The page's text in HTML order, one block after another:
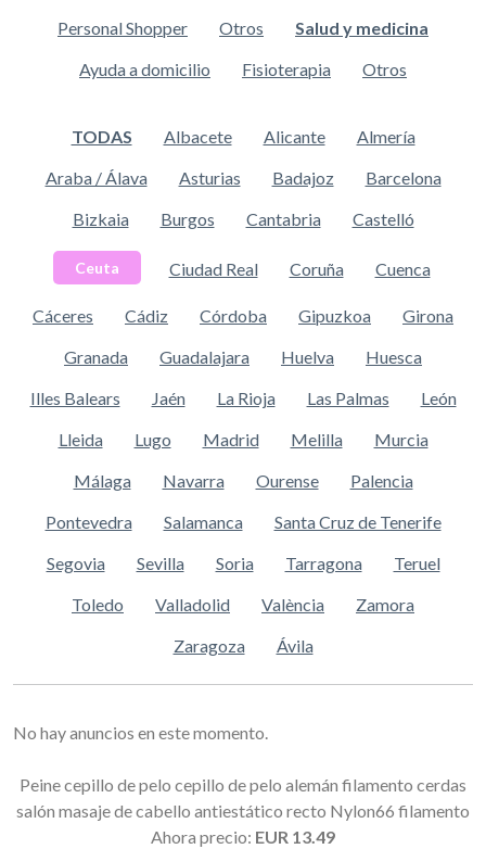
Personal Shopper
Otros
Salud y medicina
Ayuda a domicilio
Fisioterapia Otros
TODAS Albacete Alicante
Almería
Araba / Álava
Asturias Badajoz
Barcelona
Bizkaia
Burgos Cantabria Castelló
Ceuta Ciudad Real Coruña Cuenca
Cáceres Cádiz Córdoba Gipuzkoa
Girona
Granada
Guadalajara Huelva
Huesca
Illes Balears
Jaén La Rioja Las Palmas
León
Lleida
Lugo Madrid Melilla
Murcia
Málaga
Navarra Ourense
Palencia
Pontevedra
Salamanca
Santa Cruz de Tenerife
Segovia
Sevilla Soria Tarragona
Teruel
Toledo
Valladolid València
Zamora
Zaragoza
Ávila
No hay anuncios en este momento.
Peine cepillo de pelo cepillo de pelo alemán filamento cerdas
salón masaje de cabello antiestático recto Nylon66 filamento
Ahora precio: EUR 13.49